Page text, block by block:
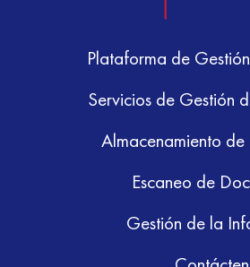
Plataforma de
Servicios de Gestión
Almacenamiento de
Escaneo de
Gestión de la